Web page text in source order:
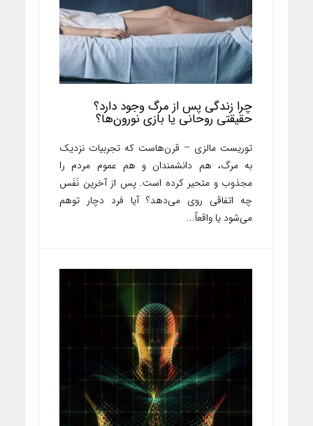
چرا زندگی پس از مرگ وجود دارد؟
حقیقتی روحانی یا بازی نورون‌ها؟
توریست مالزی – قرن‌هاست که تجربیات نزدیک
به مرگ، هم دانشمندان و هم عموم مردم را
مجذوب و متحیر کرده است. پس از آخرین نَفَس
چه اتفاقی روی می‌دهد؟ آیا فرد دچار توهم
می‌شود یا واقعاً...